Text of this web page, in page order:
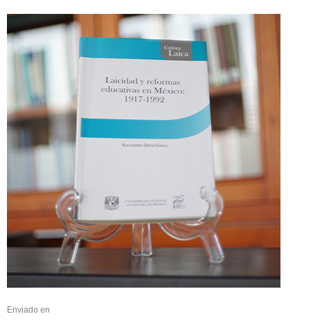
Enviado en